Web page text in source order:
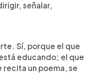
señalar,
Sí, porque el que
educando; el que
un poema, se